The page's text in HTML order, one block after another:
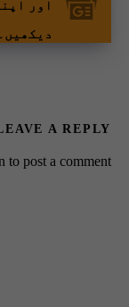
اور
دیکھیں۔
A REPLY
to post a comment.